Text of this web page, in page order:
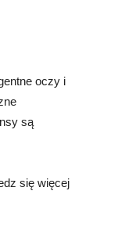
oczy i
są
się więcej